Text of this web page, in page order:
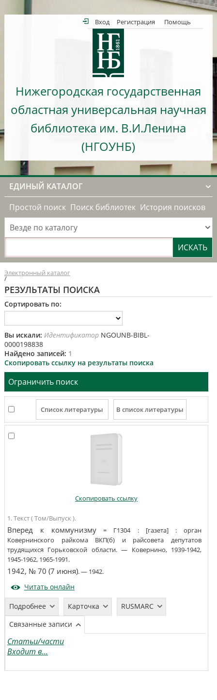
Вход Регистрация Помощь
Нижегородская государственная
областная универсальная научная
библиотека им. В.И.Ленина
(НГОУНБ)
ЕДИНЫЙ КАТАЛОГ
Простой поиск Поиск библиотек История поисков
Везде по каталогу
Электронный каталог
/
РЕЗУЛЬТАТЫ ПОИСКА
Сортировать по:
Вы искали: ИдентификаторNGOUNB-BIBL-
0000198838
Найдено записей: 1
Скопировать ссылку на результаты поиска
Ограничить поиск
Скопировать ссылку
1. Текст ( Том/Выпуск ).
Вперед к коммунизму = Г1304 : [газета] :
орган
Ковернинского райкома ВКП(б) и райсовета депутатов
трудящихся Горьковской области. — Ковернино,1939-1942,
1945-1962, 1965-1991.
1942, № 70 (7 июня). —1942.
Читать онлайн
Подробнее Карточка
RUSMARC
Связанные записи
Статьи/части
Входит в...